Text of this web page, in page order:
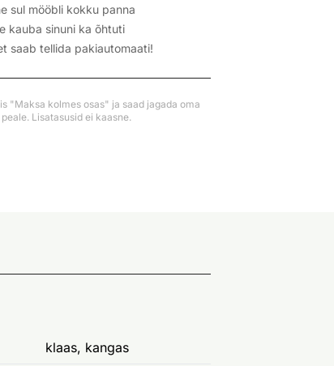
sul mööbli kokku panna
kauba sinuni ka õhtuti
saab tellida pakiautomaati!
"Maksa kolmes osas" ja saad jagada oma
Lisatasusid ei kaasne.
klaas, kangas